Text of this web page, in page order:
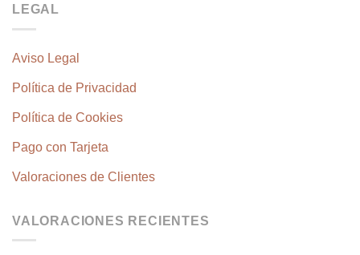
LEGAL
Aviso Legal
Política de Privacidad
Política de Cookies
Pago con Tarjeta
Valoraciones de Clientes
VALORACIONES RECIENTES